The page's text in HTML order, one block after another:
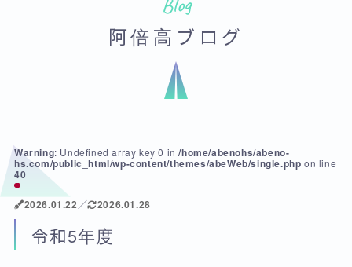
阿倍高ブログ
Warning: Undefined array key 0 in/home/abenohs/abeno-
hs.com/public_html/wp-content/themes/abeWeb/single.php on line
40
2026.01.22 ／ 2026.01.28
令和5年度